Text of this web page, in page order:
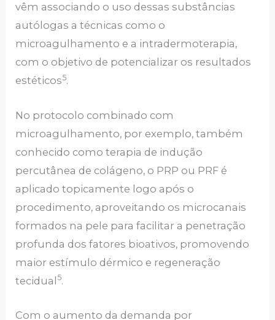
vêm associando o uso dessas substâncias
autólogas a técnicas como o
microagulhamento e a intradermoterapia,
com o objetivo de potencializar os resultados
estéticos5.
No protocolo combinado com
microagulhamento, por exemplo, também
conhecido como terapia de indução
percutânea de colágeno, o PRP ou PRF é
aplicado topicamente logo após o
procedimento, aproveitando os microcanais
formados na pele para facilitar a penetração
profunda dos fatores bioativos, promovendo
maior estímulo dérmico e regeneração
tecidual 5.
Com o aumento da demanda por